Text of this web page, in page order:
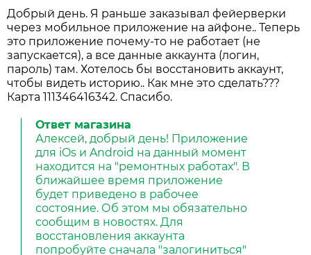
Добрый день. Я раньше заказывал фейерверки
через мобильное приложение на айфоне.. Теперь
это приложение почему-то не работает (не
запускается), а все данные аккаунта (логин,
пароль) там. Хотелось бы восстановить аккаунт,
чтобы видеть историю.. Как мне это сделать???
Карта 111346416342. Спасибо.
Ответ магазина
Алексей, добрый день! Приложение
для iOs и Android на данный момент
находится на "ремонтных работах". В
ближайшее время приложение
будет приведено в рабочее
состояние. Об этом мы обязательно
сообщим в новостях. Для
восстановления аккаунта
попробуйте сначала "залогиниться"